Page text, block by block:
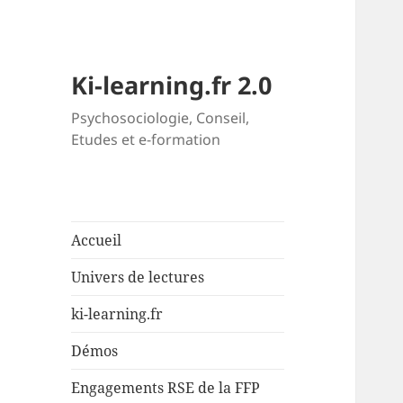
Ki-learning.fr 2.0
Psychosociologie, Conseil,
Etudes et e-formation
Accueil
Univers de lectures
ki-learning.fr
Démos
Engagements RSE de la FFP